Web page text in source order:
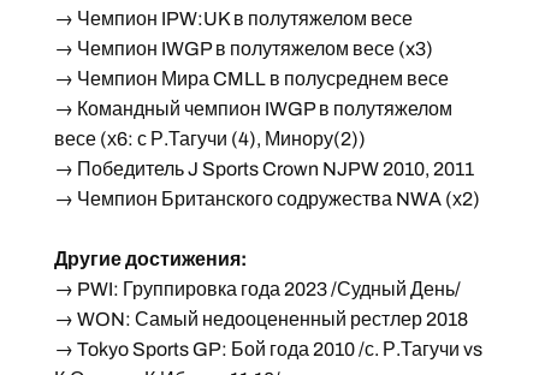
→ Чемпион IPW:UK в полутяжелом весе
→ Чемпион IWGP в полутяжелом весе (x3)
→ Чемпион Мира CMLL в полусреднем весе
→ Командный чемпион IWGP в полутяжелом
весе (х6: с Р.Тагучи (4), Минору(2))
→ Победитель J Sports Crown NJPW 2010, 2011
→ Чемпион Британского содружества NWA (х2)
Другие достижения:
→ PWI: Группировка года 2023 /Судный День/
→ WON: Самый недооцененный рестлер 2018
→ Tokyo Sports GP: Бой года 2010 /с. Р.Тагучи vs